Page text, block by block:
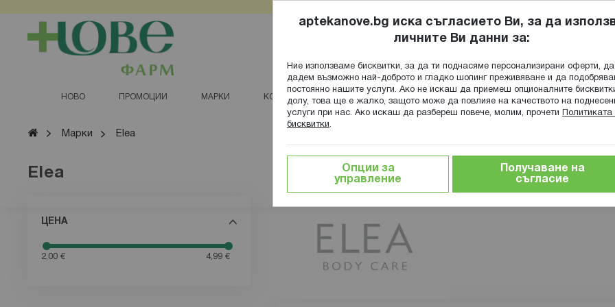
Прескачане
съдържанието
Търсене
ПОПИТАЙ
НОВО ПРОМОЦИИ МАРКИ КОЗМЕТИКА ГРИЖА ЗА МАЙКАТА И ДЕТЕТО ХРАНИТЕЛНИ ДОБАВКИ
Начало
Марки Elea
Elea
ЦЕНА
2,00 € 4,99 €
aptekanove.bg иска съгласието Ви, за да
личните Ви данни за:
Ние използваме бисквитки, за да ти поднасяме персонализирани оферти, да
дадем възможно най-доброто и гладко шопинг преживяване и да
постоянно нашите услуги. Ако не искаш да приемеш опционалните
долу, това ще е жалко, защото може да повлияе на качеството на
услуги при нас. Ако искаш да разбереш повече, молим, прочети
Политиката
бисквитки.
Опции за
управление
Получаване на
съгласие